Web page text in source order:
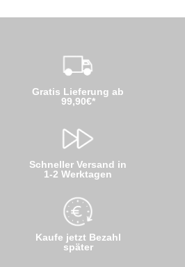
Gratis Lieferung ab
99,90€*
Schneller Versand in
1-2 Werktagen
Kaufe jetzt Bezahl
später